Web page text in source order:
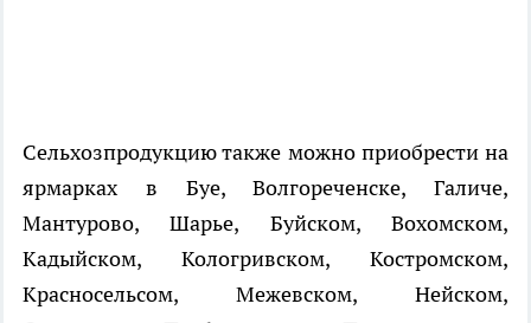
Сельхозпродукцию также можно приобрести на
ярмарках в Буе, Волгореченске, Галиче,
Мантурово, Шарье, Буйском, Вохомском,
Кадыйском, Кологривском, Костромском,
Красносельсом, Межевском, Нейском,